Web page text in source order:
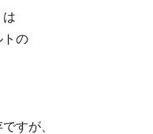
は
トの
すが、